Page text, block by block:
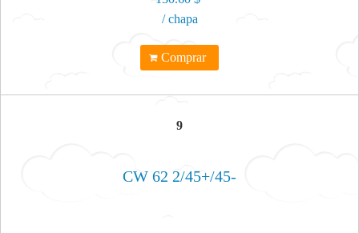
/ chapa
Comprar
9
CW 62 2/45+/45-